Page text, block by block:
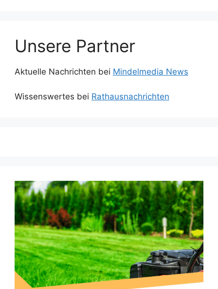
Unsere Partner
Aktuelle Nachrichten bei Mindelmedia News
Wissenswertes bei Rathausnachrichten